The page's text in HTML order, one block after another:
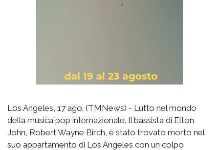
Los Angeles, 17 ago. (TMNews) - Lutto nel mondo
della musica pop internazionale. Il bassista di Elton
John, Robert Wayne Birch, è stato trovato morto nel
suo appartamento di Los Angeles con un colpo